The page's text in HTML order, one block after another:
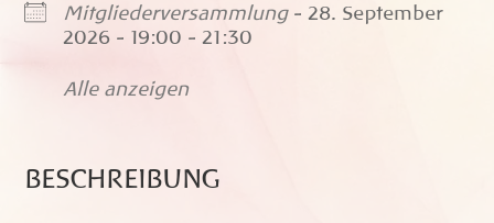
Mitgliederversammlung- 28. September
2026 - 19:00 - 21:30
Alle anzeigen
BESCHREIBUNG